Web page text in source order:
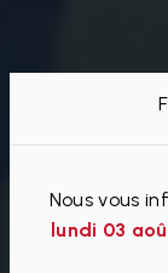
Nous vous
lundi 03